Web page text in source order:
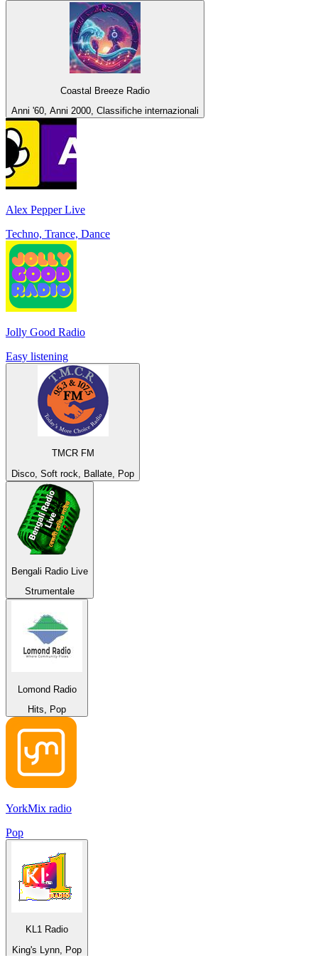
Coastal Breeze Radio
Anni '60, Anni 2000, Classifiche internazionali
Alex Pepper Live
Techno, Trance, Dance
Jolly Good Radio
Easy listening
TMCR FM
Disco, Soft rock, Ballate, Pop
Bengali Radio Live
Strumentale
Lomond Radio
Hits, Pop
YorkMix radio
Pop
KL1 Radio
King's Lynn, Pop